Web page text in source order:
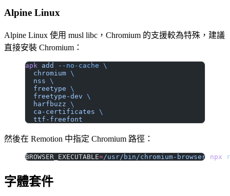
Alpine Linux
Alpine Linux 使用 musl libc，Chromium 的支援較為特殊，建議
直接安裝 Chromium：
apk add --no-cache \
  chromium
\
  nss
\
  freetype
\
  freetype-dev
\
  harfbuzz
\
  ca-certificates
\
  ttf-freefont
然後在 Remotion 中指定 Chromium 路徑：
BROWSER_EXECUTABLE=/usr/bin/chromium-browser npx
字體套件